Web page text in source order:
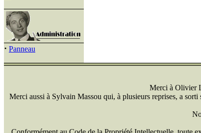
· Panneau
Merci à Olivier
Merci aussi à Sylvain Massou qui, à plusieurs reprises, a